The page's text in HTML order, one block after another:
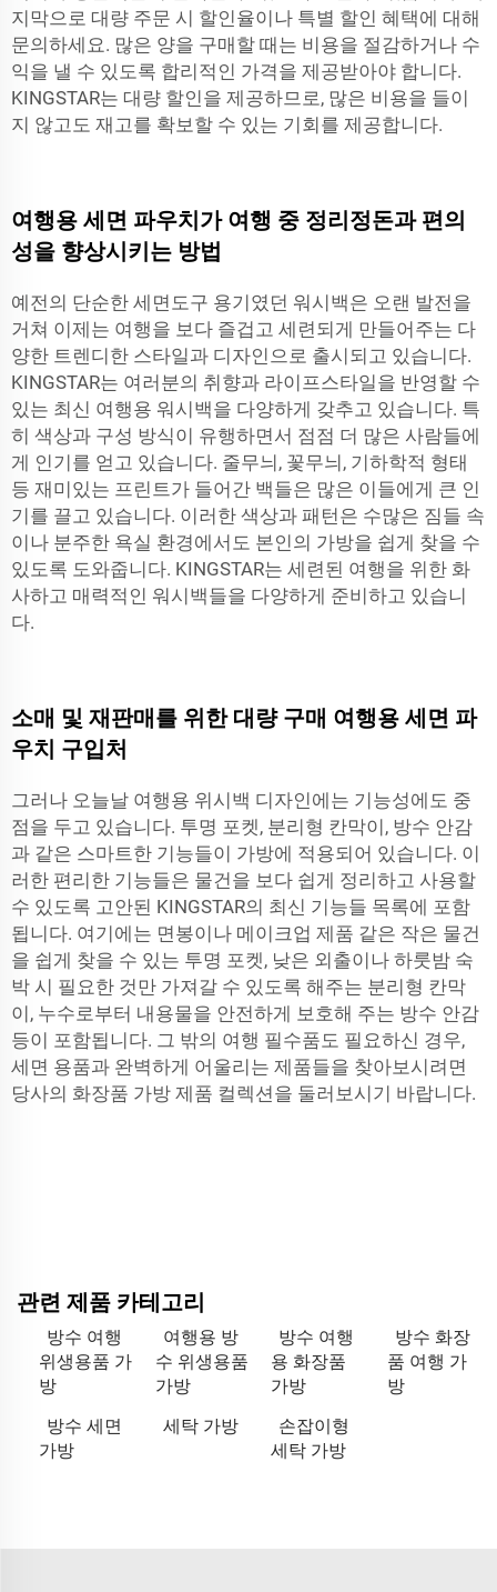
지막으로 대량 주문 시 할인율이나 특별 할인 혜택에 대해
문의하세요. 많은 양을 구매할 때는 비용을 절감하거나 수
익을 낼 수 있도록 합리적인 가격을 제공받아야 합니다.
KINGSTAR는 대량 할인을 제공하므로, 많은 비용을 들이
지 않고도 재고를 확보할 수 있는 기회를 제공합니다.
여행용 세면 파우치가 여행 중 정리정돈과 편의
성을 향상시키는 방법
예전의 단순한 세면도구 용기였던 워시백은 오랜 발전을
거쳐 이제는 여행을 보다 즐겁고 세련되게 만들어주는 다
양한 트렌디한 스타일과 디자인으로 출시되고 있습니다.
KINGSTAR는 여러분의 취향과 라이프스타일을 반영할 수
있는 최신 여행용 워시백을 다양하게 갖추고 있습니다. 특
히 색상과 구성 방식이 유행하면서 점점 더 많은 사람들에
게 인기를 얻고 있습니다. 줄무늬, 꽃무늬, 기하학적 형태
등 재미있는 프린트가 들어간 백들은 많은 이들에게 큰 인
기를 끌고 있습니다. 이러한 색상과 패턴은 수많은 짐들 속
이나 분주한 욕실 환경에서도 본인의 가방을 쉽게 찾을 수
있도록 도와줍니다. KINGSTAR는 세련된 여행을 위한 화
사하고 매력적인 워시백들을 다양하게 준비하고 있습니
다.
소매 및 재판매를 위한 대량 구매 여행용 세면 파
우치 구입처
그러나 오늘날 여행용 위시백 디자인에는 기능성에도 중
점을 두고 있습니다. 투명 포켓, 분리형 칸막이, 방수 안감
과 같은 스마트한 기능들이 가방에 적용되어 있습니다. 이
러한 편리한 기능들은 물건을 보다 쉽게 정리하고 사용할
수 있도록 고안된 KINGSTAR의 최신 기능들 목록에 포함
됩니다. 여기에는 면봉이나 메이크업 제품 같은 작은 물건
을 쉽게 찾을 수 있는 투명 포켓, 낮은 외출이나 하룻밤 숙
박 시 필요한 것만 가져갈 수 있도록 해주는 분리형 칸막
이, 누수로부터 내용물을 안전하게 보호해 주는 방수 안감
등이 포함됩니다. 그 밖의 여행 필수품도 필요하신 경우,
세면 용품과 완벽하게 어울리는 제품들을 찾아보시려면
당사의 화장품 가방 제품 컬렉션을 둘러보시기 바랍니다.
관련 제품 카테고리
방수 여행
위생용품 가
방
여행용 방
수 위생용품
가방
방수 여행
용 화장품
가방
방수 화장
품 여행 가
방
방수 세면
가방
세탁 가방
손잡이형
세탁 가방